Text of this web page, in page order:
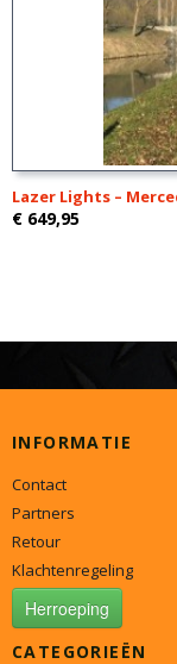
Lazer Lights –
€ 649,95
INFORMATIE
Contact
Partners
Retour
Klachtenregeling
Herroeping
CATEGORIEËN